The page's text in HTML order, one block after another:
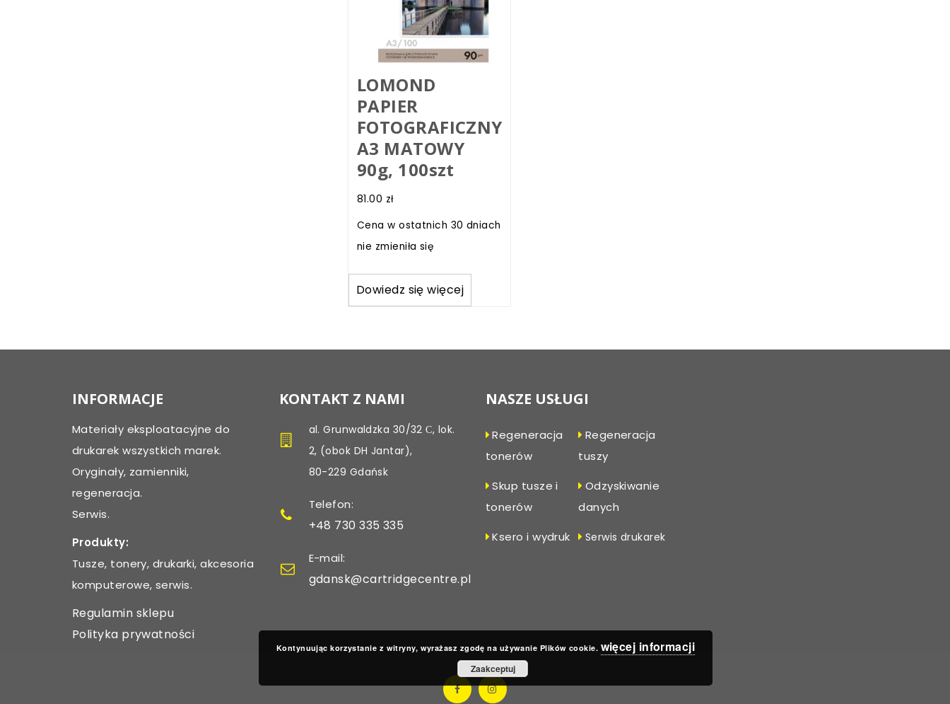
LOMOND
PAPIER
FOTOGRAFICZNY
A3 MATOWY
90g, 100szt
81.00 zł
Cena w ostatnich 30 dniach
nie zmieniła się
Dowiedz się więcej
INFORMACJE
Materiały eksploatacyjne do
drukarek wszystkich marek.
Oryginały, zamienniki,
regeneracja.
Serwis.
Produkty:
Tusze, tonery, drukarki, akcesoria
komputerowe, serwis.
Regulamin sklepu
Polityka prywatności
KONTAKT Z NAMI
al. Grunwaldzka 30/32 С, lok.
2, (obok DH Jantar),
80-229 Gdańsk
Telefon:
+48 730 335 335
E-mail:
gdansk@cartridgecentre.pl
NASZE USŁUGI
Regeneracja
tonerów
Regeneracja
tuszy
Skup tusze i
tonerów
Odzyskiwanie
danych
Ksero i wydruk
Serwis drukarek
Kontynuując korzystanie z witryny, wyrażasz zgodę na używanie Plików cookie. więcej informacji
Zaakceptuj